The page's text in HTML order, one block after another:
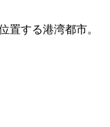
置する港湾都市。